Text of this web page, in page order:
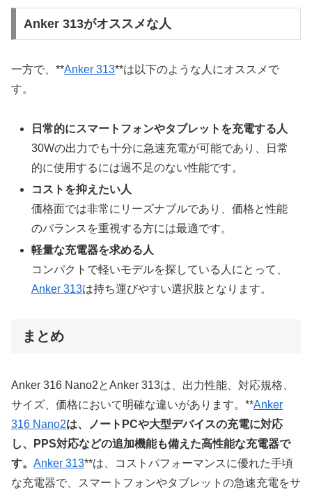
Anker 313がオススメな人
一方で、**Anker 313**は以下のような人にオススメで
す。
日常的にスマートフォンやタブレットを充電する人
30Wの出力でも十分に急速充電が可能であり、日常
的に使用するには過不足のない性能です。
コストを抑えたい人
価格面では非常にリーズナブルであり、価格と性能
のバランスを重視する方には最適です。
軽量な充電器を求める人
コンパクトで軽いモデルを探している人にとって、
Anker 313は持ち運びやすい選択肢となります。
まとめ
Anker 316 Nano2とAnker 313は、出力性能、対応規格、
サイズ、価格において明確な違いがあります。**Anker
316 Nano2は、ノートPCや大型デバイスの充電に対応
し、PPS対応などの追加機能も備えた高性能な充電器で
す。 Anker 313**は、コストパフォーマンスに優れた手頃
な充電器で、スマートフォンやタブレットの急速充電をサ